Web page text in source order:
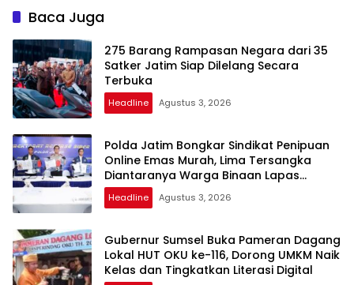
Koplo dan Sabu Disikat
Baca Juga
275 Barang Rampasan Negara dari 35
Satker Jatim Siap Dilelang Secara
Terbuka
Headline Agustus 3, 2026
Polda Jatim Bongkar Sindikat Penipuan
Online Emas Murah, Lima Tersangka
Diantaranya Warga Binaan Lapas
Diamankan
Headline Agustus 3, 2026
Gubernur Sumsel Buka Pameran Dagang
Lokal HUT OKU ke-116, Dorong UMKM Naik
Kelas dan Tingkatkan Literasi Digital